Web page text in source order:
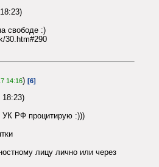
свободе :)
30.htm#290
14:16) [6]
УК РФ процитирую :)))
лицу лично или через